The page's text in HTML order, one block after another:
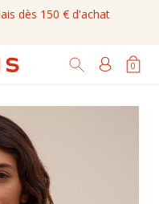
dès 150 € d'achat
0